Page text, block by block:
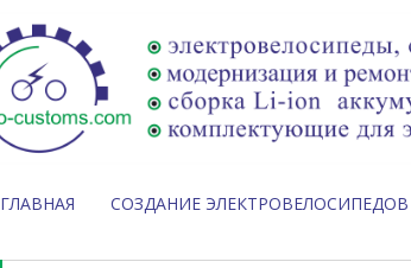
ГЛАВНАЯ СОЗДАНИЕ ЭЛЕКТРОВЕЛОСИПЕДОВ